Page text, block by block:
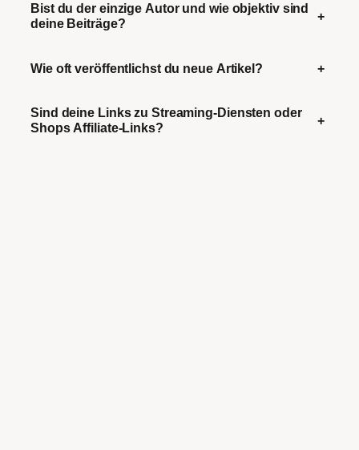
Bist du der einzige Autor und wie objektiv sind
deine Beiträge?
+
Wie oft veröffentlichst du neue Artikel? +
Sind deine Links zu Streaming-Diensten oder
Shops Affiliate-Links?
+